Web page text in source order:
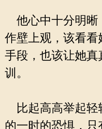
他心中十分明晰
作壁上观，该看
手段，也该让她
训。
比起高高举起轻
的一时的恐惧，